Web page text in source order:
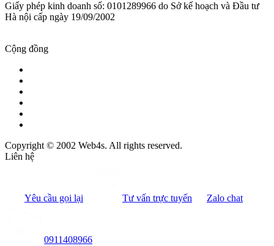
Giấy phép kinh doanh số: 0101289966 do Sở kế hoạch và Đầu tư
Hà nội cấp ngày 19/09/2002
Cộng đồng
Copyright © 2002 Web4s. All rights reserved.
Liên hệ
Yêu cầu gọi lại Tư vấn trực tuyến Zalo chat
0911408966